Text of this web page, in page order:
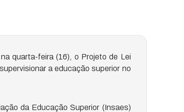
quarta-feira (16), o Projeto de Lei
a educação superior no
da Educação Superior (Insaes)